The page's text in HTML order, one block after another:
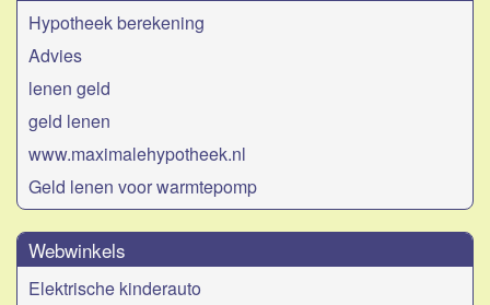
Hypotheek berekening
Advies
lenen geld
geld lenen
www.maximalehypotheek.nl
Geld lenen voor warmtepomp
Webwinkels
Elektrische kinderauto